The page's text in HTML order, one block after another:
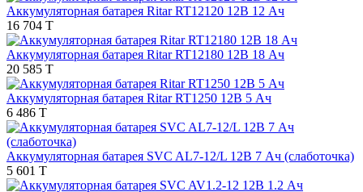
Аккумуляторная батарея Ritar RT12120 12В 12 Ач
16 704 T
Аккумуляторная батарея Ritar RT12180 12В 18 Ач
20 585 T
Аккумуляторная батарея Ritar RT1250 12В 5 Ач
6 486 T
Аккумуляторная батарея SVC AL7-12/L 12В 7 Ач (слаботочка)
5 601 T